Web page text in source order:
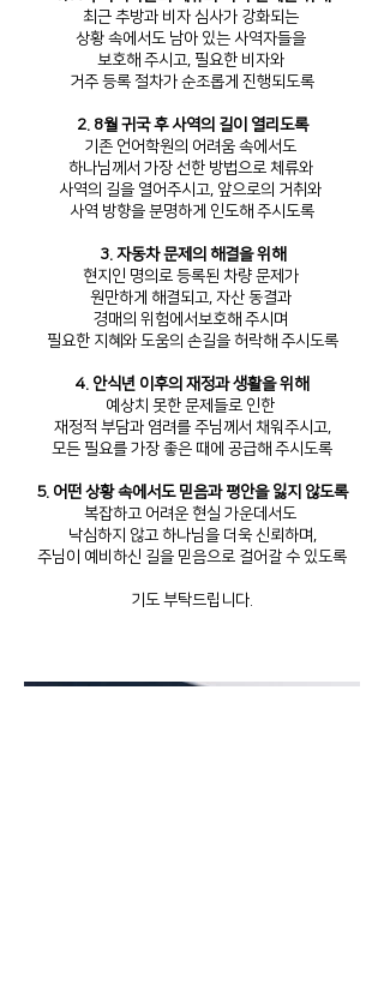
최근 추방과 비자 심사가 강화되는
상황 속에서도 남아 있는 사역자들을
보호해 주시고, 필요한 비자와
거주 등록 절차가 순조롭게 진행되도록
2. 8월 귀국 후 사역의 길이 열리도록
기존 언어학원의 어려움 속에서도
하나님께서 가장 선한 방법으로 체류와
사역의 길을 열어주시고, 앞으로의 거취와
사역 방향을 분명하게 인도해 주시도록
3. 자동차 문제의 해결을 위해
현지인 명의로 등록된 차량 문제가
원만하게 해결되고, 자산 동결과
경매의 위험에서보호해 주시며
필요한 지혜와 도움의 손길을 허락해 주시도록
4. 안식년 이후의 재정과 생활을 위해
예상치 못한 문제들로 인한
재정적 부담과 염려를 주님께서 채워주시고,
모든 필요를 가장 좋은 때에 공급해 주시도록
5. 어떤 상황 속에서도 믿음과 평안을 잃지 않도록
복잡하고 어려운 현실 가운데서도
낙심하지 않고 하나님을 더욱 신뢰하며,
주님이 예비하신 길을 믿음으로 걸어갈 수 있도록
기도 부탁드립니다.